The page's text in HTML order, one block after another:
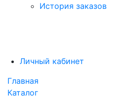
История заказов
Личный кабинет
Главная
Каталог